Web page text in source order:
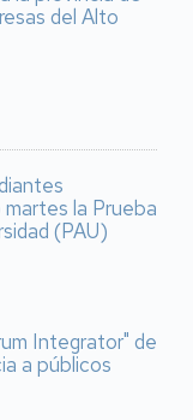
del Alto
la Prueba
(PAU)
Integrator" de
a públicos